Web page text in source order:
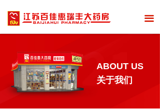
끀
ABOUT US
关于我们